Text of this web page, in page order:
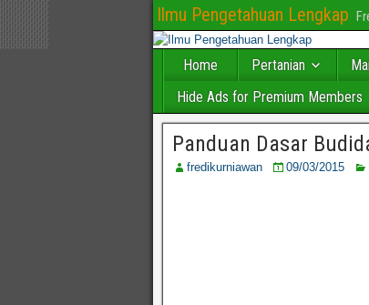
Ilmu Pengetahuan Lengkap
Home Pertanian
Hide Ads for Premium Members
Panduan Dasar
fredikurniawan 09/03/2015